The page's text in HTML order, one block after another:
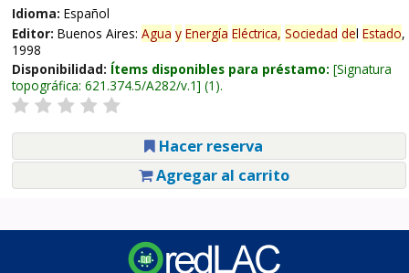
Idioma: Español
Editor: Buenos Aires: Agua y Energía Eléctrica, Sociedad del Estado,
1998
Disponibilidad: Ítems disponibles para préstamo: Signatura
topográfica: 621.374.5/A282/v.1 (1).
Hacer reserva
Agregar al carrito